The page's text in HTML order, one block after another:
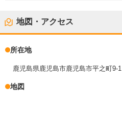
地図・アクセス
所在地
鹿児島県鹿児島市鹿児島市平之町9-1
地図